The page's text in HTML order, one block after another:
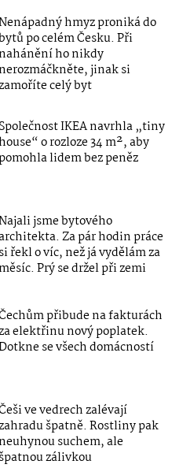
hmyz proniká do
po celém Česku. Při
nahánění ho nikdy
nerozmáčkněte, jinak si
celý byt
Společnost IKEA navrhla „tiny
o rozloze 34 m², aby
pomohla lidem bez peněz
jsme bytového
Za pár hodin práce
si řekl o víc, než já vydělám za
měsíc. Prý se držel při zemi
přibude na fakturách
elektřinu nový poplatek.
se všech domácností
ve vedrech zalévají
špatně. Rostliny pak
neuhynou suchem, ale
špatnou zálivkou